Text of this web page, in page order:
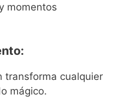
momentos
transforma cualquier
mágico.